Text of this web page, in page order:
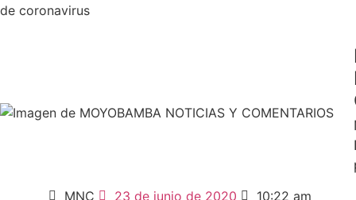
de coronavirus
MNC
23 de junio de 2020 10:22 am